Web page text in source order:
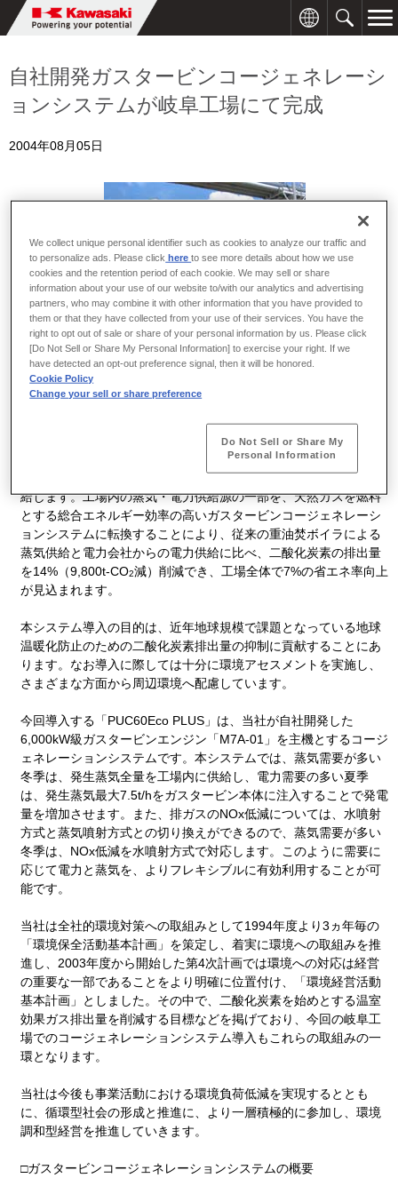
自社開発ガスタービンコージェネレーシ
ョンシステムが岐阜工場にて完成
2004年08月05日
川崎重工は、温暖化防止対策と省エネを実現する、自社開発のガ
スタービンコージェネレーションシステム「PUC60Eco PLUS」
を、このほど完成させ、本日、竣工式を行います。
航空宇宙製品を生産する岐阜工場では、従来、主に工場内で使用
する蒸気は重油焚ボイラで供給し、電力は電力会社から供給を受
けてきました。今回完成したシステムは岐阜工場の全消費電力の
約4分の1相当の電力と、年間を通じて必要な最低蒸気量12t/hを供
給します。工場内の蒸気・電力供給源の一部を、天然ガスを燃料
とする総合エネルギー効率の高いガスタービンコージェネレーシ
ョンシステムに転換することにより、従来の重油焚ボイラによる
蒸気供給と電力会社からの電力供給に比べ、二酸化炭素の排出量
を14%（9,800t-CO2減）削減でき、工場全体で7%の省エネ率向上
が見込まれます。
本システム導入の目的は、近年地球規模で課題となっている地球
温暖化防止のための二酸化炭素排出量の抑制に貢献することにあ
ります。なお導入に際しては十分に環境アセスメントを実施し、
さまざまな方面から周辺環境へ配慮しています。
今回導入する「PUC60Eco PLUS」は、当社が自社開発した
6,000kW級ガスタービンエンジン「M7A-01」を主機とするコージ
ェネレーションシステムです。本システムでは、蒸気需要が多い
冬季は、発生蒸気全量を工場内に供給し、電力需要の多い夏季
は、発生蒸気最大7.5t/hをガスタービン本体に注入することで発電
量を増加させます。また、排ガスのNOx低減については、水噴射
方式と蒸気噴射方式との切り換えができるので、蒸気需要が多い
冬季は、NOx低減を水噴射方式で対応します。このように需要に
応じて電力と蒸気を、よりフレキシブルに有効利用することが可
能です。
当社は全社的環境対策への取組みとして1994年度より3ヵ年毎の
「環境保全活動基本計画」を策定し、着実に環境への取組みを推
進し、2003年度から開始した第4次計画では環境への対応は経営
の重要な一部であることをより明確に位置付け、「環境経営活動
基本計画」としました。その中で、二酸化炭素を始めとする温室
効果ガス排出量を削減する目標などを掲げており、今回の岐阜工
場でのコージェネレーションシステム導入もこれらの取組みの一
環となります。
当社は今後も事業活動における環境負荷低減を実現するととも
に、循環型社会の形成と推進に、より一層積極的に参加し、環境
調和型経営を推進していきます。
□ガスタービンコージェネレーションシステムの概要
We collect unique personal identifier such as cookies to analyze our traffic and
to personalize ads. Please click hereto see more details about how we use
cookies and the retention period of each cookie. We may sell or share
information about your use of our website to/with our analytics and advertising
partners, who may combine it with other information that you have provided to
them or that they have collected from your use of their services. You have the
right to opt out of sale or share of your personal information by us. Please click
[Do Not Sell or Share My Personal Information] to exercise your right. If we
have detected an opt-out preference signal, then it will be honored.
Cookie Policy
Change your sell or share preference
Do Not Sell or Share My
Personal Information